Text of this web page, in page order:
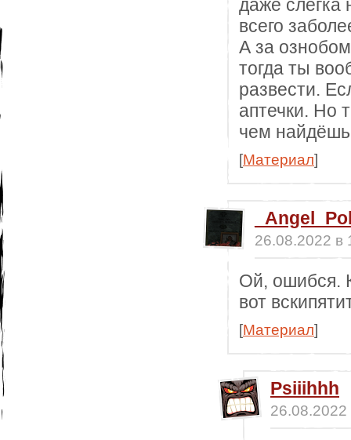
даже слегка
всего
А за
тогда ты
развести.
аптечки. Но
чем найдёшь
[Материал]
26.08.2022 в
Ой, ошибся.
вот
[Материал]
Psiiihhh
26.08.2022